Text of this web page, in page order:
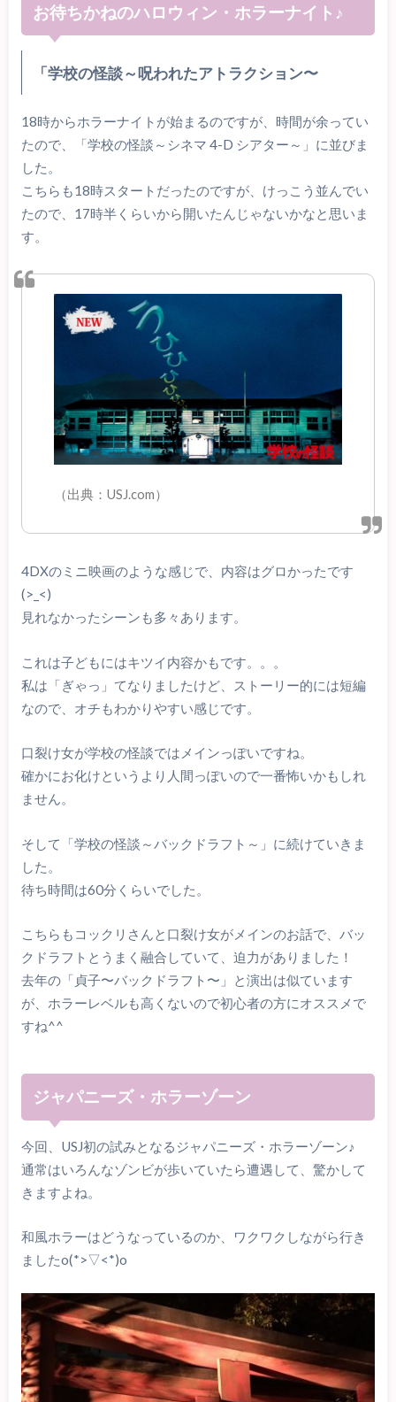
お待ちかねのハロウィン・ホラーナイト♪
「学校の怪談～呪われたアトラクション〜
18時からホラーナイトが始まるのですが、時間が余ってい
たので、「学校の怪談～シネマ 4-D シアター～」に並びま
した。
こちらも18時スタートだったのですが、けっこう並んでい
たので、17時半くらいから開いたんじゃないかなと思いま
す。
（出典：USJ.com）
4DXのミニ映画のような感じで、内容はグロかったです
(>_<)
見れなかったシーンも多々あります。
これは子どもにはキツイ内容かもです。。。
私は「ぎゃっ」てなりましたけど、ストーリー的には短編
なので、オチもわかりやすい感じです。
口裂け女が学校の怪談ではメインっぽいですね。
確かにお化けというより人間っぽいので一番怖いかもしれ
ません。
そして「学校の怪談～バックドラフト～」に続けていきま
した。
待ち時間は60分くらいでした。
こちらもコックリさんと口裂け女がメインのお話で、バッ
クドラフトとうまく融合していて、迫力がありました！
去年の「貞子〜バックドラフト〜」と演出は似ています
が、ホラーレベルも高くないので初心者の方にオススメで
すね^^
ジャパニーズ・ホラーゾーン
今回、USJ初の試みとなるジャパニーズ・ホラーゾーン♪
通常はいろんなゾンビが歩いていたら遭遇して、驚かして
きますよね。
和風ホラーはどうなっているのか、ワクワクしながら行き
ましたo(*>▽<*)o